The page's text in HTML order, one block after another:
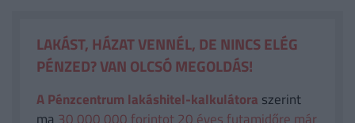
LAKÁST, HÁZAT VENNÉL, DE NINCS ELÉG
PÉNZED? VAN OLCSÓ MEGOLDÁS!
A Pénzcentrum lakáshitel-kalkulátora szerint
ma 30 000 000 forintot 20 éves futamidőre már